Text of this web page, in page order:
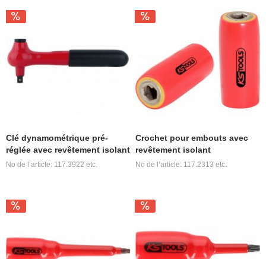
Clé dynamométrique pré-
réglée avec revêtement isolant
No de l’article: 117.3922 etc.
Crochet pour embouts avec
revêtement isolant
No de l’article: 117.2313 etc.